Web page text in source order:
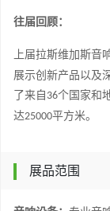
往届回顾：
上届拉斯维加斯音
展示创新产品以及
了来自 36个国家和
达25000平方米。
展品范围